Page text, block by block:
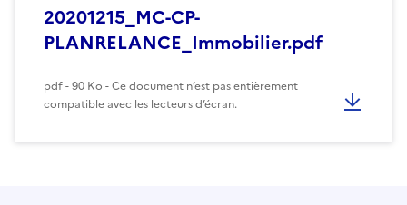
20201215_MC-CP-
PLANRELANCE_Immobilier.pdf
pdf - 90 Ko - Ce document n’est pas entièrement
compatible avec les lecteurs d’écran.